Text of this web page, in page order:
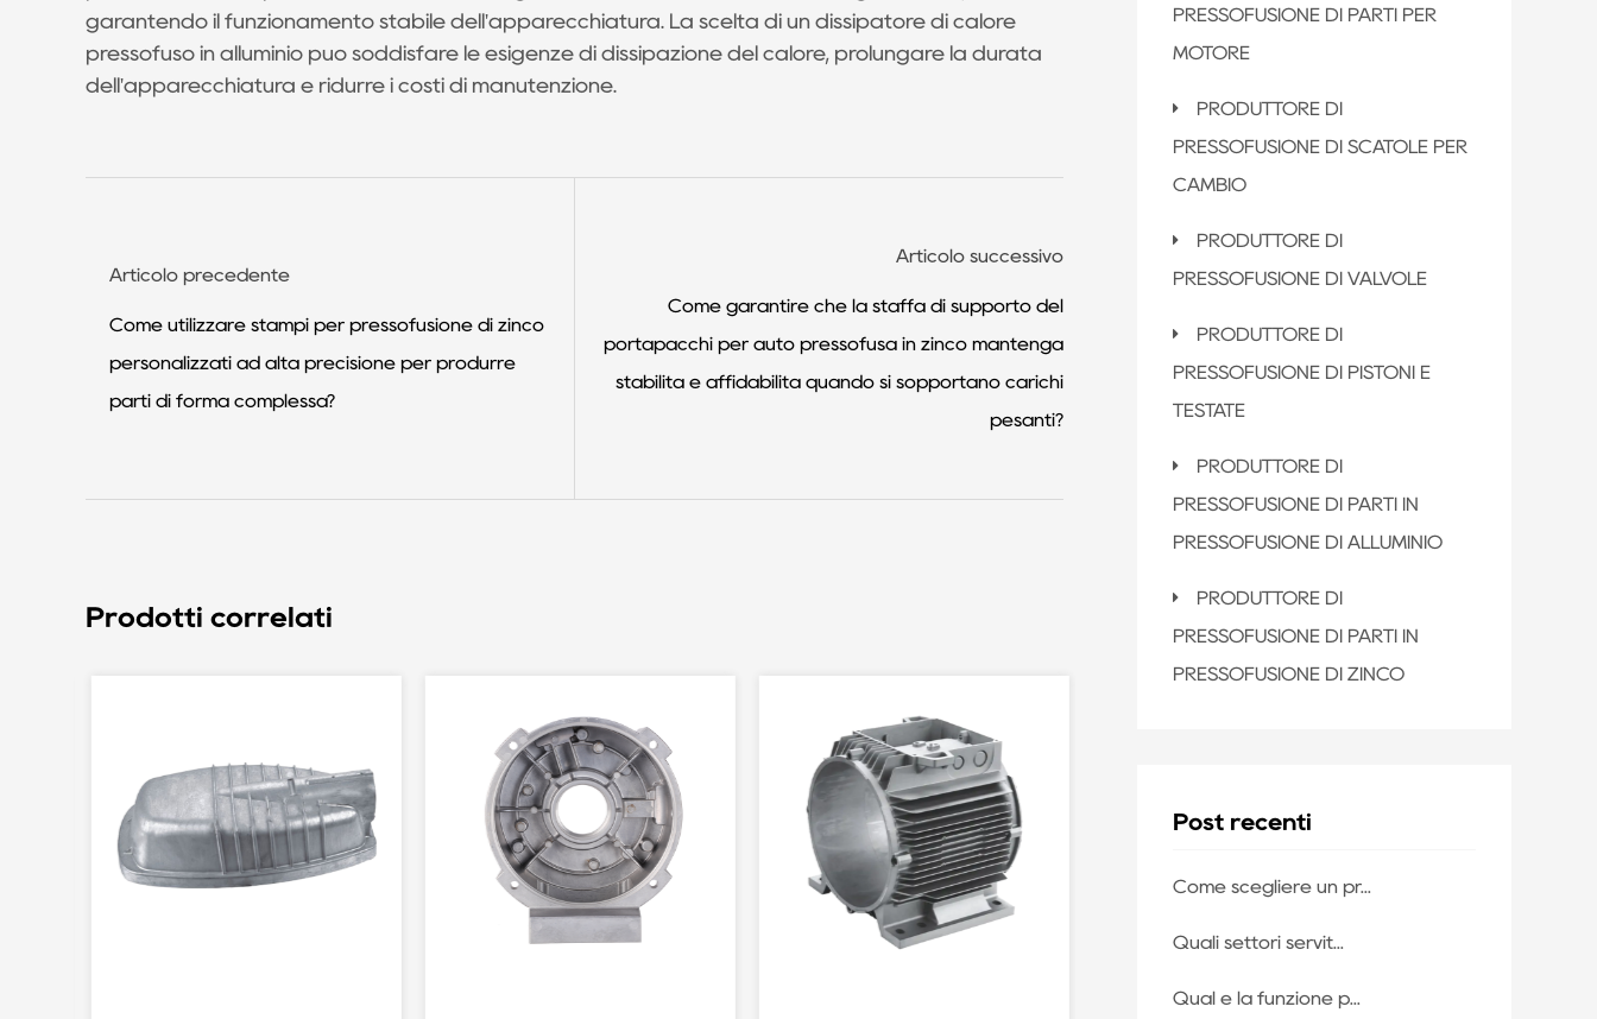
garantendo il funzionamento stabile dell'apparecchiatura. La scelta di un dissipatore di calore
pressofuso in alluminio può soddisfare le esigenze di dissipazione del calore, prolungare la durata
dell'apparecchiatura e ridurre i costi di manutenzione.
Articolo precedente
Come utilizzare stampi per pressofusione di zinco
personalizzati ad alta precisione per produrre
parti di forma complessa?
Articolo successivo
Come garantire che la staffa di supporto del
portapacchi per auto pressofusa in zinco mantenga
stabilità e affidabilità quando si sopportano carichi
pesanti?
Prodotti correlati
PRESSOFUSIONE DI PARTI PER
MOTORE
PRODUTTORE DI
PRESSOFUSIONE DI SCATOLE PER
CAMBIO
PRODUTTORE DI
PRESSOFUSIONE DI VALVOLE
PRODUTTORE DI
PRESSOFUSIONE DI PISTONI E
TESTATE
PRODUTTORE DI
PRESSOFUSIONE DI PARTI IN
PRESSOFUSIONE DI ALLUMINIO
PRODUTTORE DI
PRESSOFUSIONE DI PARTI IN
PRESSOFUSIONE DI ZINCO
Post recenti
Come scegliere un pr...
Quali settori servit...
Qual è la funzione p...